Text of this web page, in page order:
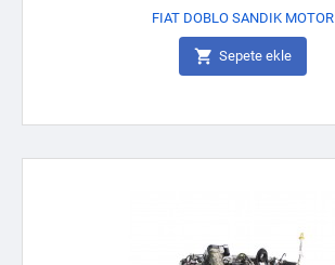
FIAT DOBLO SANDIK MOTOR
 Sepete ekle